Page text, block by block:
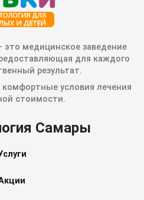
это медицинское заведение
для каждого
результат.
условия лечения
стоимости.
Самары